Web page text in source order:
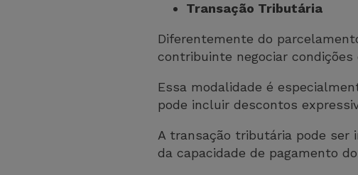
Transação Tributária
Diferentemente do
contribuinte negociar
Essa modalidade é
pode incluir descontos
A transação tributária pode ser
da capacidade de pagamento